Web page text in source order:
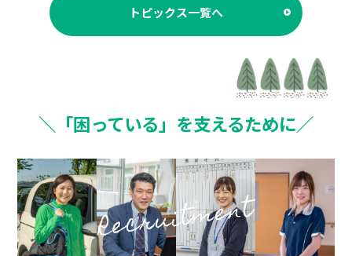
トピックス一覧へ
＼「困っている」を支えるために／